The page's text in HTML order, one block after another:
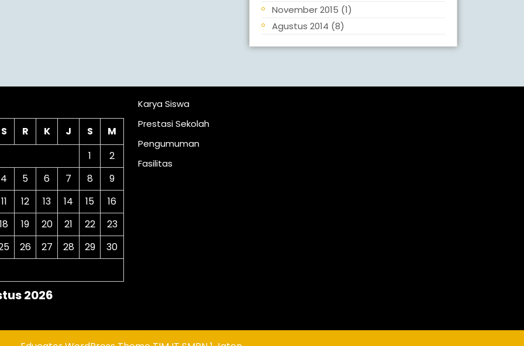
November 2015 (1)
Agustus 2014 (8)
2026
S R K J S
M
1
2
4 5 6 7 8
9
11 12 13 14 15
16
18 19 20 21 22
23
26 27 28 29
30
Karya Siswa
Prestasi Sekolah
Pengumuman
Fasilitas